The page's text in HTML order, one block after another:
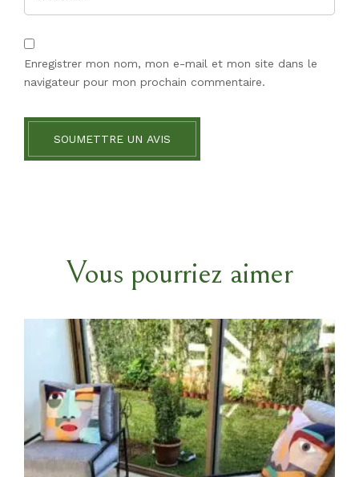
Enregistrer mon nom, mon e-mail et mon site dans le
navigateur pour mon prochain commentaire.
SOUMETTRE UN AVIS
Vous pourriez aimer